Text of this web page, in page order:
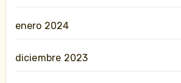
enero 2024
diciembre 2023